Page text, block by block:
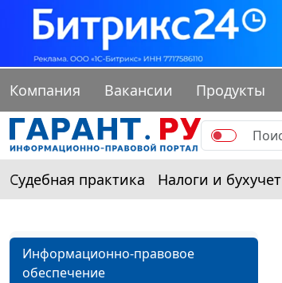
Компания Вакансии Продукты
Судебная практика Налоги и бухучет
Информационно-правовое
обеспечение